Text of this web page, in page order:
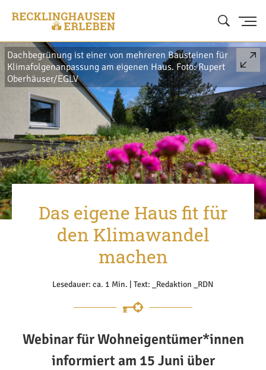
Dachbegrünung ist einer von mehreren Bausteinen für
Klimafolgenanpassung am eigenen Haus. Foto: Rupert
Oberhäuser/EGLV
Das eigene Haus fit für
den Klimawandel
machen
Lesedauer: ca. 1 Min. | Text: _Redaktion _RDN
Webinar für Wohneigentümer*innen
informiert am 15 Juni über